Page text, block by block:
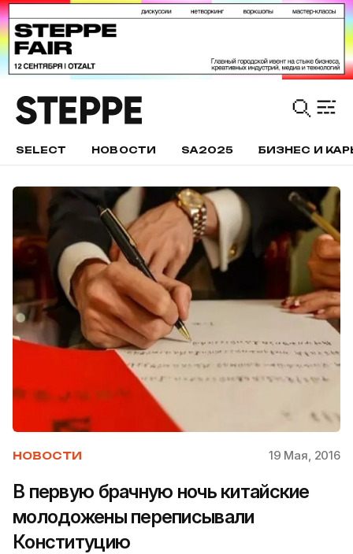
SELECT НОВОСТИ SA2025 БИЗНЕС И
НОВОСТИ 19 Мая, 2016
В первую брачную ночь китайские
молодожены переписывали
Конституцию